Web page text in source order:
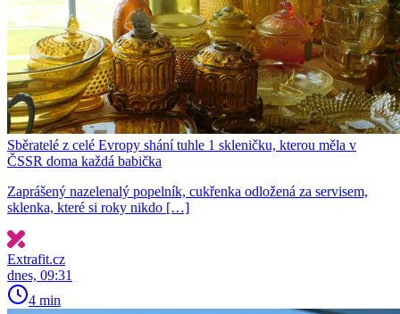
Sběratelé z celé Evropy shání tuhle 1 skleničku, kterou měla v
ČSSR doma každá babička
Zaprášený nazelenalý popelník, cukřenka odložená za servisem,
sklenka, které si roky nikdo […]
Extrafit.cz
dnes, 09:31
4 min